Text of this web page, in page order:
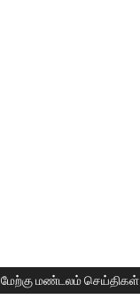
மேற்கு மண்டலம் செய்திகள்